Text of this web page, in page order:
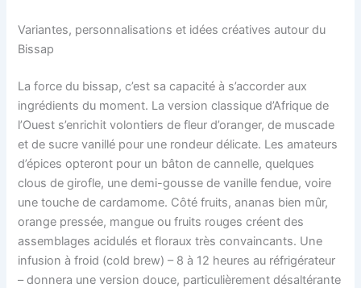
Variantes, personnalisations et idées créatives autour du
Bissap
La force du bissap, c’est sa capacité à s’accorder aux
ingrédients du moment. La version classique d’Afrique de
l’Ouest s’enrichit volontiers de fleur d’oranger, de muscade
et de sucre vanillé pour une rondeur délicate. Les amateurs
d’épices opteront pour un bâton de cannelle, quelques
clous de girofle, une demi-gousse de vanille fendue, voire
une touche de cardamome. Côté fruits, ananas bien mûr,
orange pressée, mangue ou fruits rouges créent des
assemblages acidulés et floraux très convaincants. Une
infusion à froid (cold brew) – 8 à 12 heures au réfrigérateur
– donnera une version douce, particulièrement désaltérante